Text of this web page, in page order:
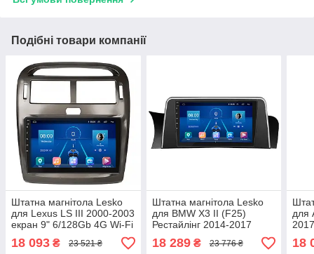
Подібні товари компанії
Штатна магнітола Lesko
для Lexus LS III 2000-2003
екран 9" 6/128Gb 4G Wi-Fi
18 093 ₴ 23 521 ₴
Штатна магнітола Lesko
для BMW X3 II (F25)
Рестайлінг 2014-2017
екран 9" 6/128Gb 4G Wi-Fi
GPS Top 6шт
18 289₴ 23 776 ₴
для
18